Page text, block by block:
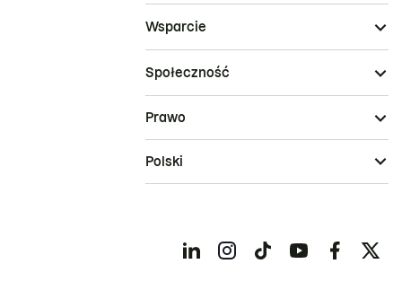
Wsparcie
Społeczność
Prawo
Polski